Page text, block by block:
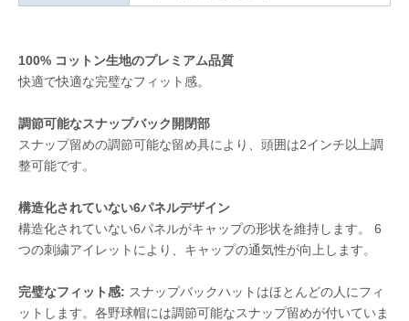
100% コットン生地のプレミアム品質
快適で快適な完璧なフィット感。
調節可能なスナップバック開閉部
スナップ留めの調節可能な留め具により、頭囲は2インチ以上調
整可能です。
構造化されていない6パネルデザイン
構造化されていない6パネルがキャップの形状を維持します。 6
つの刺繍アイレットにより、キャップの通気性が向上します。
完璧なフィット感: スナップバックハットはほとんどの人にフィ
ットします。各野球帽には調節可能なスナップ留めが付いていま